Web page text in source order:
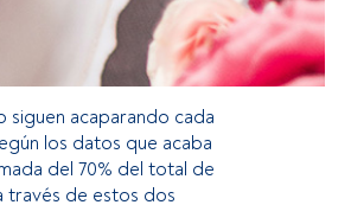
acaparando cada
los datos que acaba
del 70% del total de
través de estos dos